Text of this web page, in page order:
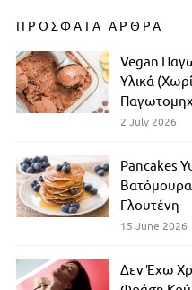
ΠΡΟΣΦΑΤΑ ΑΡΘΡΑ
Vegan
Υλικά
2 July 2026
Pancakes
Γλουτένη
15 June 2026
Δεν Έχω